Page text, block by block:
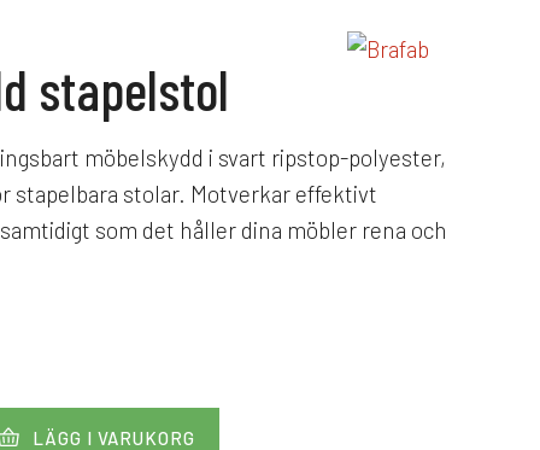
stapelstol
möbelskydd i svart ripstop-polyester,
stapelbara stolar. Motverkar effektivt
som det håller dina möbler rena och
LÄGG I VARUKORG